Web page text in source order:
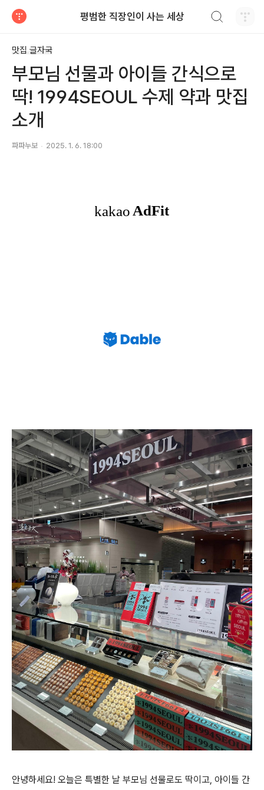
평범한 직장인이 사는 세상
맛집 글자국
부모님 선물과 아이들 간식으로
딱! 1994SEOUL 수제 약과 맛집
소개
파파누보 2025. 1. 6. 18:00
안녕하세요! 오늘은 특별한 날 부모님 선물로도 딱이고, 아이들 간